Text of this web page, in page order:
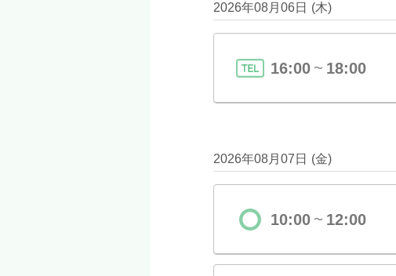
2026年08月06日 (木)
16:00 〜 18:00
2026年08月07日 (金)
10:00 〜 12:00